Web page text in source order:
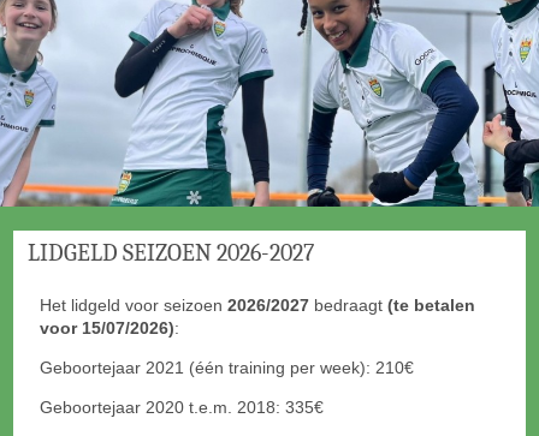
LIDGELD SEIZOEN 2026-2027
Het lidgeld voor seizoen2026/2027 bedraagt(te betalen
voor 15/07/2026):
Geboortejaar 2021 (één training per week): 210€
Geboortejaar 2020 t.e.m. 2018: 335€